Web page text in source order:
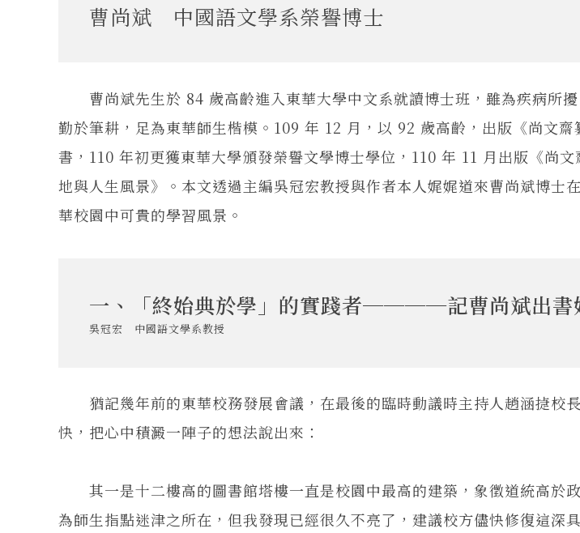
曹尚斌 中國語文學系榮譽博士
曹尚斌先生於 84 歲高齡進入東華大學中文系就讀博士班，雖為疾病所擾
勤於筆耕，足為東華師生楷模。109 年 12 月，以 92 歲高齡，出版《尚文
書，110 年初更獲東華大學頒發榮譽文學博士學位，110 年 11 月出版《尚
地與人生風景》。本文透過主編吳冠宏教授與作者本人娓娓道來曹尚斌博士
華校園中可貴的學習風景。
一、「終始典於學」的實踐者────記曹尚斌出書
吳冠宏 中國語文學系教授
猶記幾年前的東華校務發展會議，在最後的臨時動議時主持人趙涵㨗校
快，把心中積澱一陣子的想法說出來：
其一是十二樓高的圖書館塔樓一直是校園中最高的建築，象徵道統高於
為師生指點迷津之所在，但我發現已經很久不亮了，建議校方儘快修復這深